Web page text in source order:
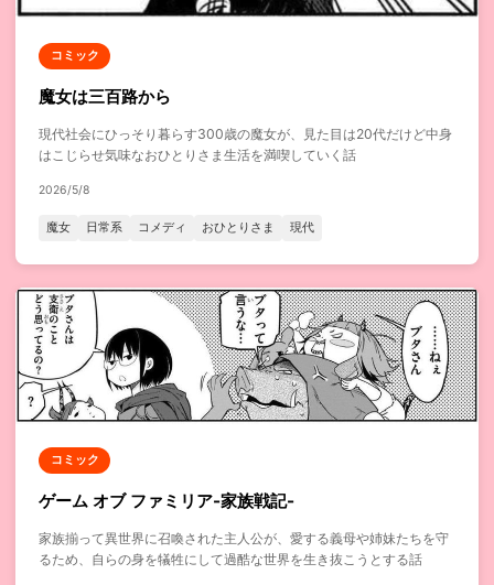
コミック
魔女は三百路から
現代社会にひっそり暮らす300歳の魔女が、見た目は20代だけど中身
はこじらせ気味なおひとりさま生活を満喫していく話
2026/5/8
魔女 日常系 コメディ おひとりさま 現代
コミック
ゲーム オブ ファミリア-家族戦記-
家族揃って異世界に召喚された主人公が、愛する義母や姉妹たちを守
るため、自らの身を犠牲にして過酷な世界を生き抜こうとする話